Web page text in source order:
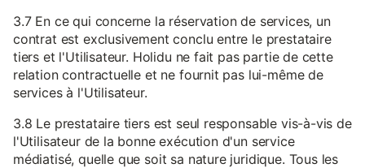
3.7 En ce qui concerne la réservation de services, un
contrat est exclusivement conclu entre le prestataire
tiers et l'Utilisateur. Holidu ne fait pas partie de cette
relation contractuelle et ne fournit pas lui-même de
services à l'Utilisateur.
3.8 Le prestataire tiers est seul responsable vis-à-vis de
l'Utilisateur de la bonne exécution d'un service
médiatisé, quelle que soit sa nature juridique. Tous les